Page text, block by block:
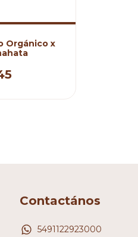
Orgánico x
Contactános
5491122923000